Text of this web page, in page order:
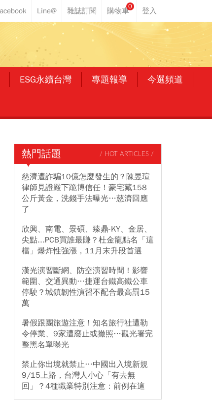
0
ESG永續台灣 專題報導 今選頻道
熱門話題 / HOT ARTICLES /
慈濟遭詐騙10億怎麼發生的？陳昱瑄
律師見證嚴下跪博信任！豪宅藏158
公斤黃金，洗錢手法曝光…慈濟回應
了
欣興、南電、景碩、臻鼎-KY、金居、
尖點...PCB買誰最賺？杜金龍點名「這
檔」爆炸性強漲，11月末升段首選
漢光演習斷網、防空演習時間！影響
範圍、交通異動…捷運台鐵高鐵公車
停駛？城鎮韌性演習不配合最高罰15
萬
暑假跟團旅遊注意！知名旅行社遭勒
令停業、9家遭廢止或撤照…觀光署完
整黑名單曝光
禁止你出境就禁止…中國出入境新規
9/15上路，台灣人小心「有去無
回」？4種職業特別注意：前例在這